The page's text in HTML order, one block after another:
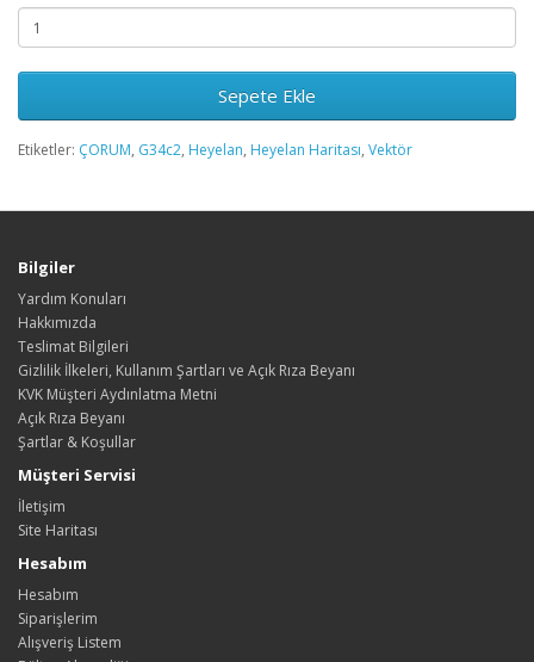
Sepete Ekle
Etiketler: ÇORUM, G34c2, Heyelan, Heyelan Haritası, Vektör
Bilgiler
Yardım Konuları
Hakkımızda
Teslimat Bilgileri
Gizlilik İlkeleri, Kullanım Şartları ve Açık Rıza Beyanı
KVK Müşteri Aydınlatma Metni
Açık Rıza Beyanı
Şartlar & Koşullar
Müşteri Servisi
İletişim
Site Haritası
Hesabım
Hesabım
Siparişlerim
Alışveriş Listem